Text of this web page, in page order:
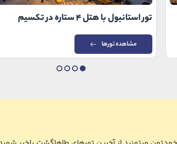
تور استانبول با هتل ۴ ستاره در تکسیم
مشاهده تورها